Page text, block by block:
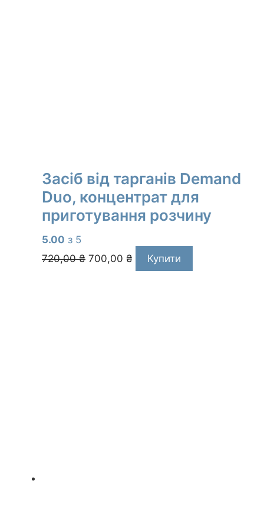
Засіб від тарганів Demand
Duo, концентрат для
приготування розчину
5.00 з 5
720,00₴
Оригінальна
ціна:
700,00 ₴
Поточна
ціна:
Купити